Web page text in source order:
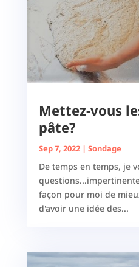
Mettez-vous
pâte?
Sep 7, 2022| Sondage
De temps en temps, je
façon pour moi de
d'avoir une idée des...